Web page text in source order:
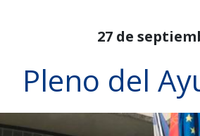
27 de
Pleno del